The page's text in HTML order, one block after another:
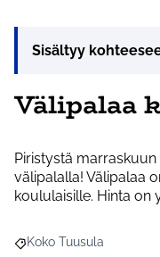
Sisältyy
Välipalaa
Piristystä
välipalalla! Välipalaa
koululaisille. Hinta on
Rajaa tulokset teeman
Koko Tuusula